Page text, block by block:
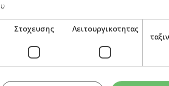
ευρώ στην αλβανική Ριβιέρα:
Στοχευσης Λειτουργικοτητας